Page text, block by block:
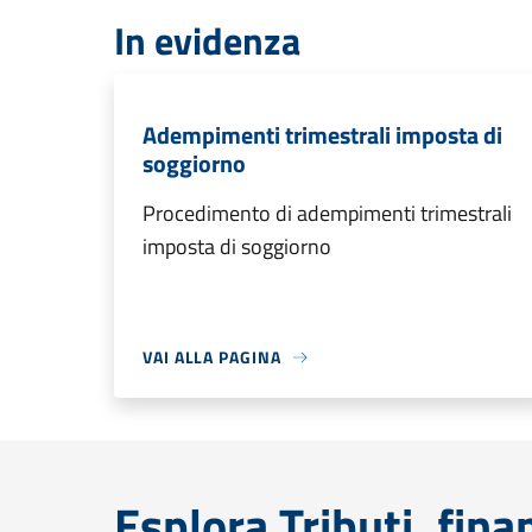
In evidenza
Adempimenti trimestrali imposta di
soggiorno
Procedimento di adempimenti trimestrali
imposta di soggiorno
VAI ALLA PAGINA